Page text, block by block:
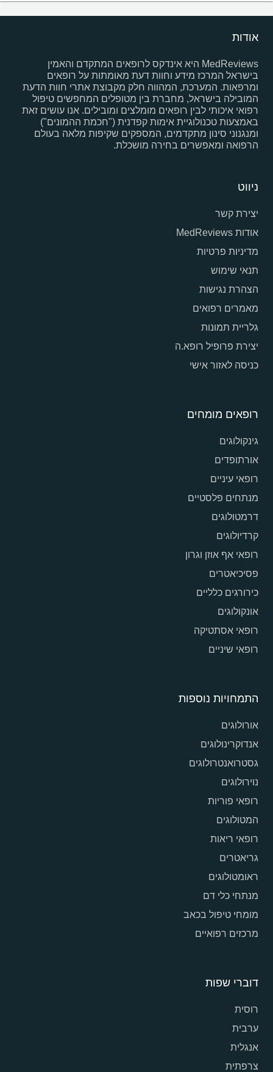
אודות
MedReviews היא אינדקס לרופאים המתקדם והאמין
בישראל המרכז מידע וחוות דעת מאומתות על רופאים
ומרפאות. המערכת, המהווה חלק מקבוצת אתרי חוות הדעת
המובילה בישראל, מחברת בין מטופלים המחפשים טיפול
רפואי איכותי לבין רופאים מומלצים ומובילים. אנו עושים זאת
באמצעות טכנולוגיית אימות קפדנית ("חכמת ההמונים")
ומנגנוני סינון מתקדמים, המספקים שקיפות מלאה בעולם
הרפואה ומאפשרים בחירה מושכלת.
ניווט
יצירת קשר
אודות MedReviews
מדיניות פרטיות
תנאי שימוש
הצהרת נגישות
מאמרים רפואים
גלריית תמונות
יצירת פרופיל רופא.ה
כניסה לאזור אישי
רופאים מומחים
גינקולוגים
אורתופדים
רופאי עיניים
מנתחים פלסטיים
דרמטולוגים
קרדיולוגים
רופאי אף אוזן וגרון
פסיכיאטרים
כירורגים כלליים
אונקולוגים
רופאי אסתטיקה
רופאי שיניים
התמחויות נוספות
אורולוגים
אנדוקרינולוגים
גסטרואנטרולוגים
נוירולוגים
רופאי פוריות
המטולוגים
רופאי ריאות
גריאטרים
ראומטולוגים
מנתחי כלי דם
מומחי טיפול בכאב
מרכזים רפואיים
דוברי שפות
רוסית
ערבית
אנגלית
צרפתית